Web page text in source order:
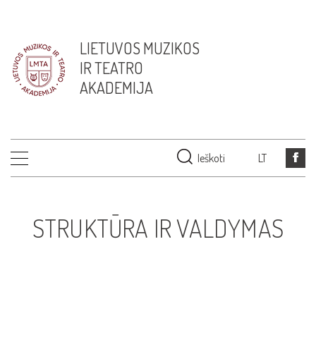
LIETUVOS MUZIKOS
IR TEATRO
AKADEMIJA
Ieškoti LT
STRUKTŪRA IR VALDYMAS